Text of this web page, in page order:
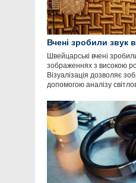
Вчені зробили звук
Швейцарські вчені
зображеннях з високою
Візуалізація дозволяє
допомогою аналізу